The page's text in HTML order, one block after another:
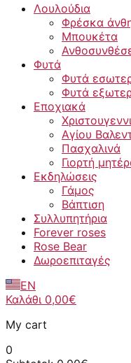
Λουλούδια
Φρέσκα
Μπουκέτα
Φυτά
Φυτά
Φυτά
Εποχιακά
Αγίου
Πασχαλινά
Γιορτή
Εκδηλώσεις
Γάμος
Βάπτιση
Συλλυπητήρια
Forever roses
Rose Bear
Δωροεπιταγές
EN
Καλάθι 0,00€
My cart
0